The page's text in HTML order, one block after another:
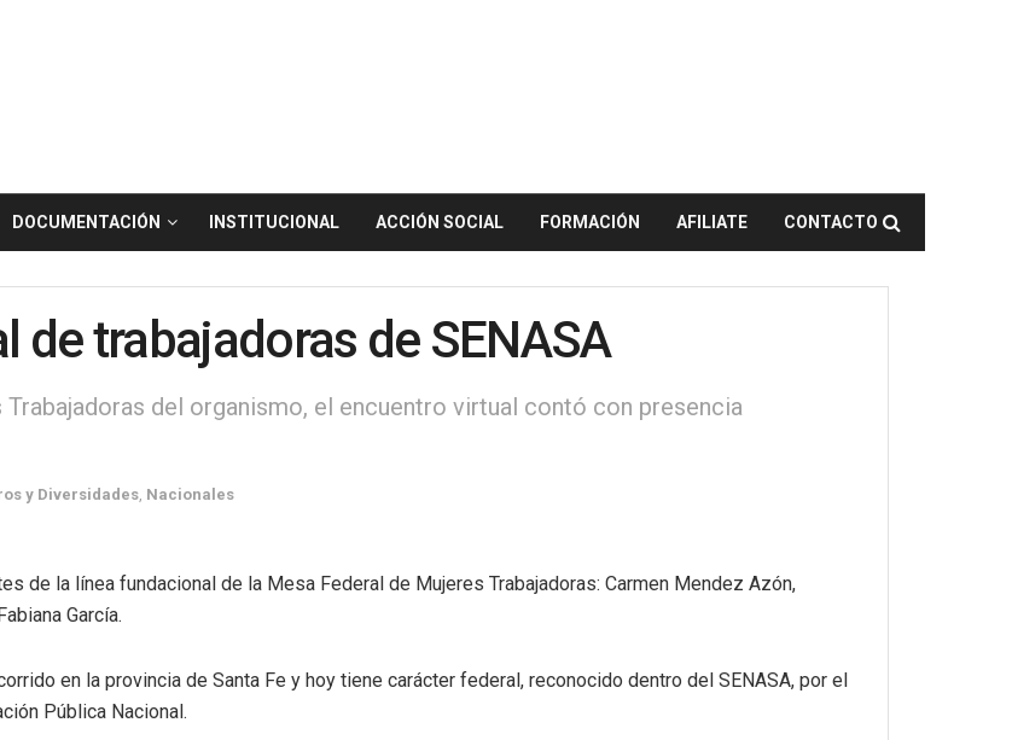
DOCUMENTACIÓN INSTITUCIONAL ACCIÓN SOCIAL FORMACIÓN AFILIATE CONTACTO
de trabajadoras de SENASA
del organismo, el encuentro virtual contó con presencia
y Diversidades Nacionales
de la línea fundacional de la Mesa Federal de Mujeres Trabajadoras: Carmen Mendez Azón,
García.
en la provincia de Santa Fe y hoy tiene carácter federal, reconocido dentro del SENASA, por el
Pública Nacional.